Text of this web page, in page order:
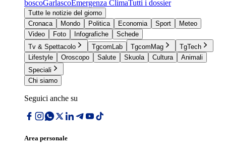
boscoGarlascoEmergenza ClimaTutti i dossier
Tutte le notizie del giorno
Cronaca
Mondo Politica Economia Sport
Meteo
Video
Foto Infografiche
Schede
Tv & Spettacolo
TgcomLab TgcomMag
TgTech
Lifestyle
Oroscopo Salute Skuola Cultura
Animali
Speciali
Chi siamo
Seguici anche su
Area personale